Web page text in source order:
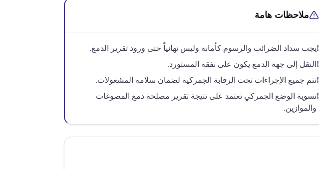
ملاحظات هامة
!يجب سداد الضرائب والرسوم كأمانة وليس نهائياً حتى ورود تقرير الدمغ.
! النقل إلى جهة الدمغ يكون على نفقة المستورد.
!تتم جميع الإجراءات تحت الرقابة الجمركية لضمان سلامة المشغولات.
!تسوية الوضع الجمركي تعتمد على نتيجة تقرير مصلحة دمغ المصوغات
والموازين.